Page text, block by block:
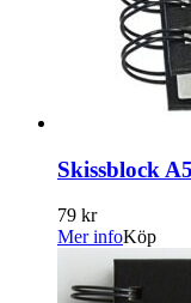
Skissblock A5
79 kr
Mer infoKöp